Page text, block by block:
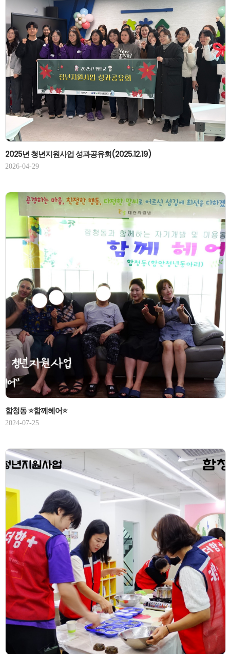
2025년 청년지원사업 성과공유회(2025.12.19)
2026-04-29
함청동 ⭐함께헤어⭐
2024-07-25